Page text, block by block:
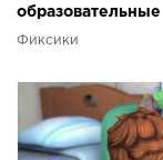
Фиксики